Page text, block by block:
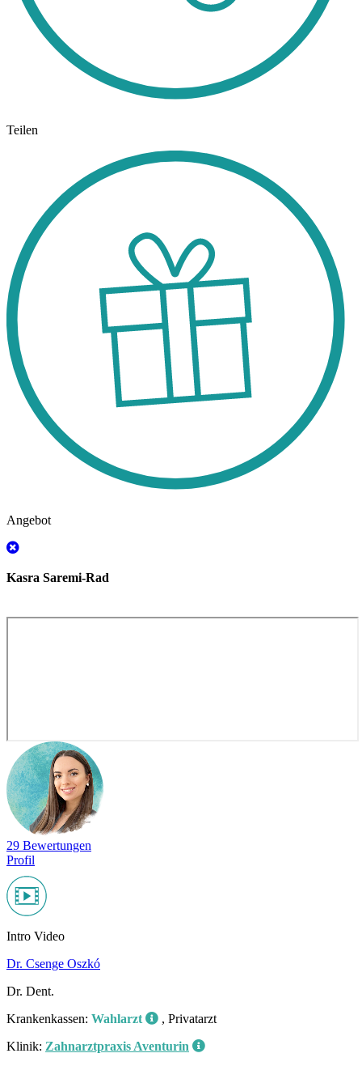
Teilen
Angebot
Kasra Saremi-Rad
29 Bewertungen
Profil
Intro Video
Dr. Csenge Oszkó
Dr. Dent.
Krankenkassen: Wahlarzt
, Privatarzt
Klinik: Zahnarztpraxis Aventurin